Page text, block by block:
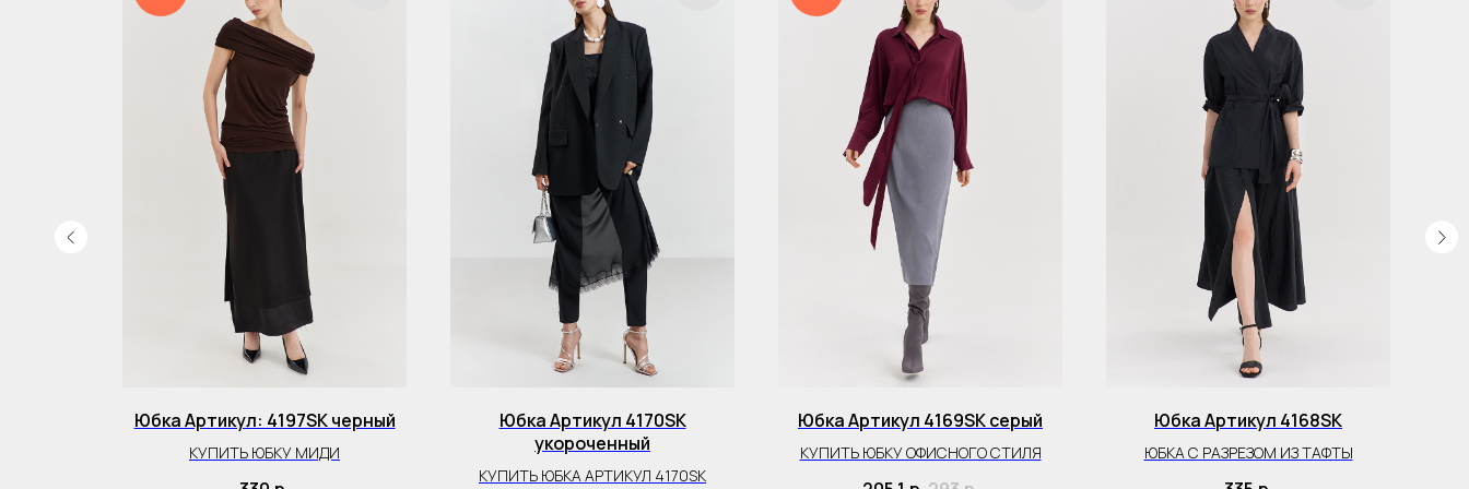
Юбка Артикул: 4197SK черный
КУПИТЬ ЮБКУ МИДИ
Юбка Артикул 4170SK
укороченный
КУПИТЬ ЮБКА АРТИКУЛ 4170SK
Юбка Артикул 4169SK серый
КУПИТЬ ЮБКУ ОФИСНОГО СТИЛЯ
Юбка Артикул 4168SK
ЮБКА С РАЗРЕЗОМ ИЗ ТАФТЫ